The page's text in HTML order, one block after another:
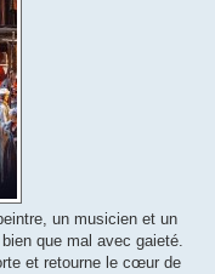
un musicien et un
que mal avec gaieté.
et retourne le cœur de